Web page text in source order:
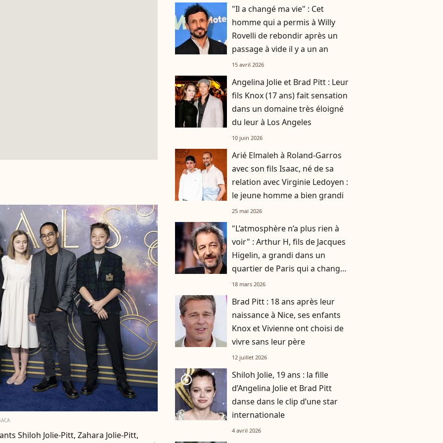
Shiloh Jolie-Pitt, Zahara Jolie-Pitt,
"Il a changé ma vie" : Cet
homme qui a permis à Willy
Rovelli de rebondir après un
passage à vide il y a un an
15 avril 2026
Angelina Jolie et Brad Pitt : Leur
fils Knox (17 ans) fait sensation
dans un domaine très éloigné
du leur à Los Angeles
10 juin 2026
Arié Elmaleh à Roland-Garros
avec son fils Isaac, né de sa
relation avec Virginie Ledoyen :
le jeune homme a bien grandi
25 mai 2026
"L’atmosphère n’a plus rien à
voir" : Arthur H, fils de Jacques
Higelin, a grandi dans un
quartier de Paris qui a changé
du tout au tout
18 mars 2026
Brad Pitt : 18 ans après leur
naissance à Nice, ses enfants
Knox et Vivienne ont choisi de
vivre sans leur père
12 juillet 2026
player2
Shiloh Jolie, 19 ans : la fille
d’Angelina Jolie et Brad Pitt
danse dans le clip d’une star
internationale
4 avril 2026